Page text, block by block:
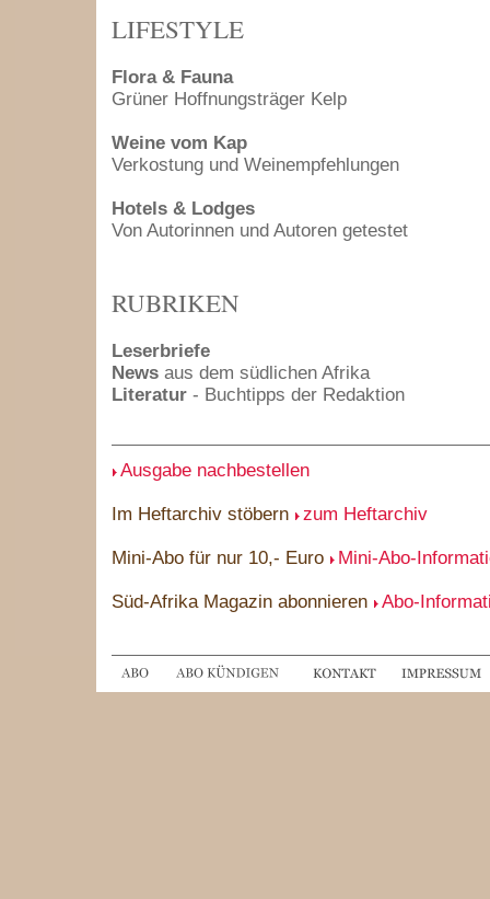
LIFESTYLE
Flora & Fauna
Grüner Hoffnungsträger Kelp
Weine vom Kap
Verkostung und Weinempfehlungen
Hotels & Lodges
Von Autorinnen und Autoren getestet
RUBRIKEN
Leserbriefe
News aus dem südlichen Afrika
Literatur - Buchtipps der Redaktion
Ausgabe nachbestellen
Im Heftarchiv stöbern zum Heftarchiv
Mini-Abo für nur 10,- Euro Mini-Abo-
Süd-Afrika Magazin abonnieren Abo-